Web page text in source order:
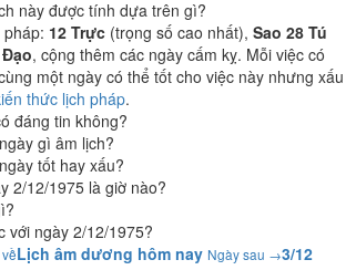
này được tính dựa trên gì?
12 Trực (trọng số cao nhất), Sao 28 Tú
, cộng thêm các ngày cấm kỵ. Mỗi việc có
một ngày có thể tốt cho việc này nhưng xấu
thức lịch pháp.
đáng tin không?
gì âm lịch?
tốt hay xấu?
2/12/1975 là giờ nào?
với ngày 2/12/1975?
Lịch âm dương hôm nay Ngày sau →3/12